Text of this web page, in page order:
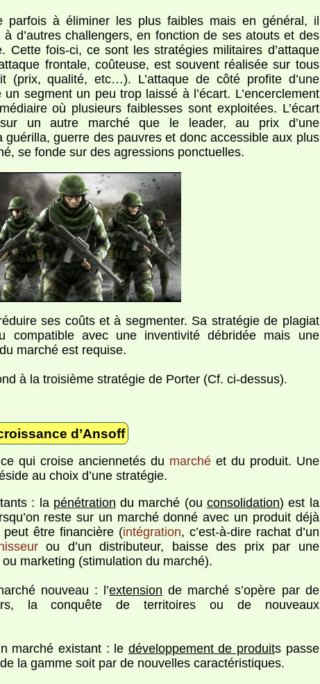
parfois à éliminer les plus faibles mais en général, il
à d’autres challengers, en fonction de ses atouts et des
Cette fois-ci, ce sont les stratégies militaires d’attaque
frontale, coûteuse, est souvent réalisée sur tous
(prix, qualité, etc…). L’attaque de côté profite d’une
segment un peu trop laissé à l’écart. L’encerclement
où plusieurs faiblesses sont exploitées. L’écart
un autre marché que le leader, au prix d’une
guérilla, guerre des pauvres et donc accessible aux plus
se fonde sur des agressions ponctuelles.
ses coûts et à segmenter. Sa stratégie de plagiat
compatible avec une inventivité débridée mais une
marché est requise.
à la troisième stratégie de Porter (Cf. ci-dessus).
d’Ansoff
qui croise anciennetés du marchéet du produit. Une
au choix d’une stratégie.
: la pénétration du marché (ou consolidation) est la
reste sur un marché donné avec un produit déjà
être financière (intégration, c’est-à-dire rachat d’un
ou d’un distributeur, baisse des prix par une
marketing (stimulation du marché).
nouveau : l’extension de marché s’opère par de
la conquête de territoires ou de nouveaux
marché existant : le développement de produits passe
la gamme soit par de nouvelles caractéristiques.